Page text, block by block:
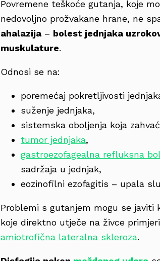
Povremene teškoće gutanja, koje
nedovoljno prožvakane hrane, ne
ahalazija – bolest jednjaka
muskulature.
Odnosi se na:
poremećaj pokretljivosti
suženje jednjaka,
sistemska oboljenja koja
tumor jednjaka,
gastroezofagealna refluksna
sadržaja u jednjak,
eozinofilni ezofagitis – upala
Problemi s gutanjem mogu se javiti
koje direktno utječe na živce
amiotrofična lateralna skleroza.